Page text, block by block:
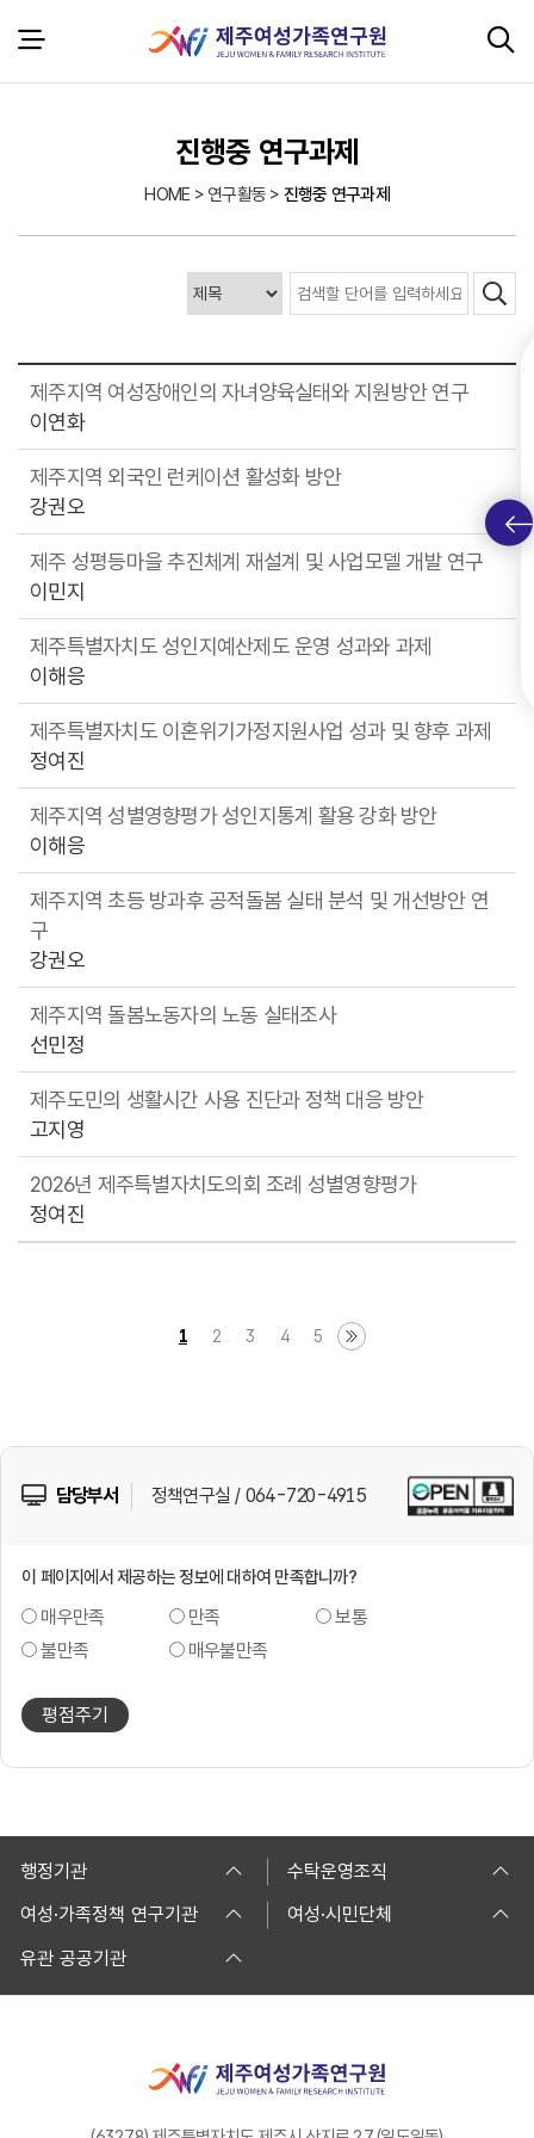
진행중 연구과제
HOME > 연구활동 > 진행중 연구과제
제주지역 여성장애인의 자녀양육실태와 지원방안 연구
이연화
제주지역 외국인 런케이션 활성화 방안
강권오
제주 성평등마을 추진체계 재설계 및 사업모델 개발 연구
이민지
제주특별자치도 성인지예산제도 운영 성과와 과제
이해응
제주특별자치도 이혼위기가정지원사업 성과 및 향후 과제
정여진
제주지역 성별영향평가 성인지통계 활용 강화 방안
이해응
제주지역 초등 방과후 공적돌봄 실태 분석 및 개선방안 연
구
강권오
제주지역 돌봄노동자의 노동 실태조사
선민정
제주도민의 생활시간 사용 진단과 정책 대응 방안
고지영
2026년 제주특별자치도의회 조례 성별영향평가
정여진
1 2 3 4 5
담당부서 정책연구실 / 064-720-4915
이 페이지에서 제공하는 정보에 대하여 만족합니까?
매우만족 만족
보통
불만족
매우불만족
평점주기
행정기관
수탁운영조직
여성·가족정책 연구기관
여성·시민단체
유관 공공기관